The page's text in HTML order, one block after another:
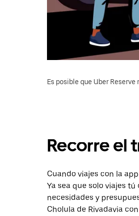
Es posible que Uber
Recorre el
Cuando viajes con la
Ya sea que solo viajes
necesidades y
Cholula de Rivadavia